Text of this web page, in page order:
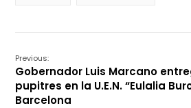
Previous:
Gobernador Luis Marcano
pupitres en la U.E.N. “Eulalia
Barcelona